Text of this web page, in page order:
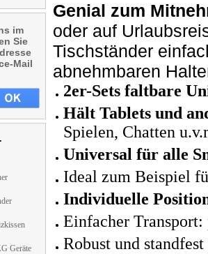
im
Sie
Mail
Geräte
Genial zum
oder auf
Tischständer
abnehmbaren
2er-Sets faltbare
Hält Tablets und
Spielen, Chatten
Universal für alle
Ideal zum Beispiel
Individuelle
Einfacher
Robust und standfest